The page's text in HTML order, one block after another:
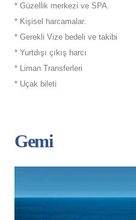
* Güzellik merkezi ve SPA.
* Kişisel harcamalar.
* Gerekli Vize bedeli ve takibi
* Yurtdışı çıkış harcı
* Liman Transferleri
* Uçak bileti
Gemi